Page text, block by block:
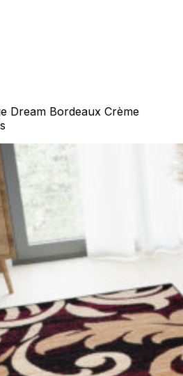
Dream Bordeaux Crème
marketing sont utilisés pour suivre les
pour l'utilisateur individuel et, par
non classés sont des cookies qui sont en